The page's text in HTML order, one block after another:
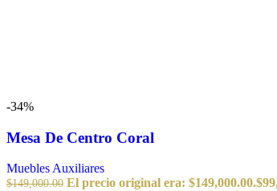
-34%
Mesa De Centro Coral
Muebles Auxiliares
$149,000.00 El precio original era: $149,000.00.$